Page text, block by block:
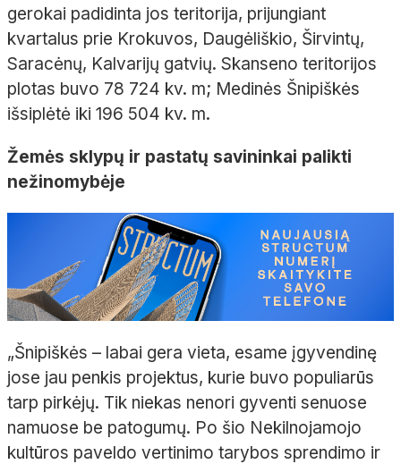
gerokai padidinta jos teritorija, prijungiant
kvartalus prie Krokuvos, Daugėliškio, Širvintų,
Saracėnų, Kalvarijų gatvių. Skanseno teritorijos
plotas buvo 78 724 kv. m; Medinės Šnipiškės
išsiplėtė iki 196 504 kv. m.
Žemės sklypų ir pastatų savininkai palikti
nežinomybėje
„Šnipiškės – labai gera vieta, esame įgyvendinę
jose jau penkis projektus, kurie buvo populiarūs
tarp pirkėjų. Tik niekas nenori gyventi senuose
namuose be patogumų. Po šio Nekilnojamojo
kultūros paveldo vertinimo tarybos sprendimo ir